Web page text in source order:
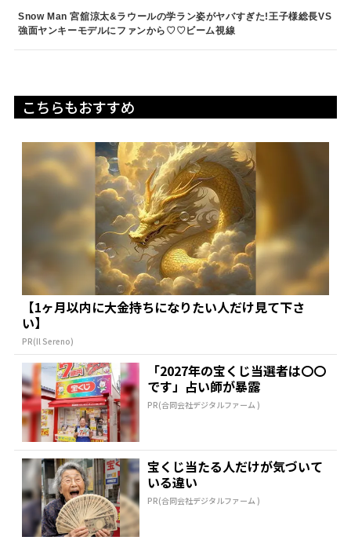
Snow Man 宮舘涼太&ラウールの学ラン姿がヤバすぎた!王子様総長VS
強面ヤンキーモデルにファンから♡♡ビーム視線
こちらもおすすめ
【1ヶ月以内に大金持ちになりたい人だけ見て下さ
い】
PR(Il Sereno)
「2027年の宝くじ当選者は〇〇
です」占い師が暴露
PR(合同会社デジタルファーム )
宝くじ当たる人だけが気づいて
いる違い
PR(合同会社デジタルファーム )